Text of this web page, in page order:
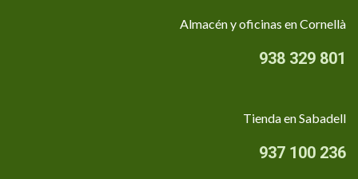
Almacén y oficinas en Cornellà
938 329 801
Tienda en Sabadell
937 100 236